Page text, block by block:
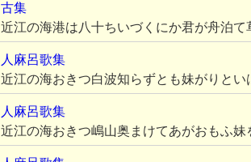
古集
近江の海港は八十ちいづくにか君が舟泊て
人麻呂歌集
近江の海おきつ白波知らずとも妹がりとい
人麻呂歌集
近江の海おきつ嶋山奥まけてあがおもふ妹